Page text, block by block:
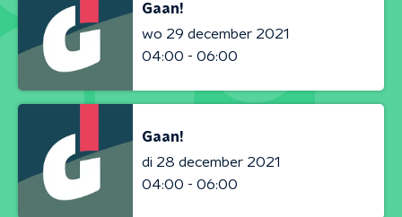
Gaan!
wo 29 december 2021
04:00 - 06:00
Gaan!
di 28 december 2021
04:00 - 06:00